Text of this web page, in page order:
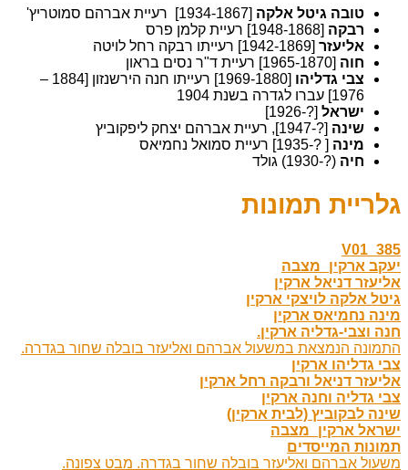
טובה גיטל אלקה [1934-1867] רעיית אברהם סמוטריץ'
רבקה [1948-1868] רעיית קלמן פרס
אליעזר [1942-1869] רעייתו רבקה רחל לויטה
חוה [1965-1870] רעיית ד"ר נסים בראון
צבי גדליהו
[1969-1880] רעייתו חנה הירשנזון [1884 –
1976] עברו לגדרה בשנת 1904
ישראל [?-1926]
שינה [?-1947], רעיית אברהם יצחק ליפקוביץ
מינה [ ?-1935] רעיית סמואל נחמיאס
חיה (?-1930) גולד
גלריית תמונות
V01_385
יעקב ארקין_מצבה
אליעזר דניאל ארקין
גיטל אלקה לויצקי ארקין
מינה נחמיאס ארקין
חנה וצבי-גדליה ארקין.
התמונה הנמצאת במשעול אברהם ואליעזר בובלה שחור בגדרה.
צבי גדליהו ארקין
אליעזר דניאל ורבקה רחל ארקין
צבי גדליה וחנה ארקין
שינה לבקוביץ (לבית ארקין)
ישראל ארקין_מצבה
תמונות המייסדים
משעול אברהם ואליעזר בובלה שחור בגדרה. מבט צפונה.